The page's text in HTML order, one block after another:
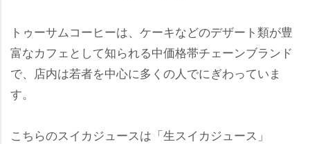
トゥーサムコーヒーは、ケーキなどのデザート類が豊
富なカフェとして知られる中価格帯チェーンブランド
で、店内は若者を中心に多くの人でにぎわっていま
す。
こちらのスイカジュースは「生スイカジュース」